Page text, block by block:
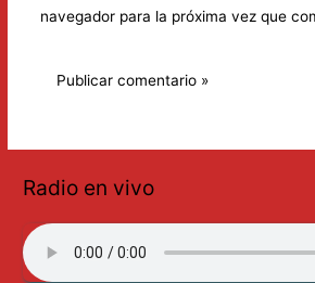
navegador para la próxima vez que
Radio en vivo